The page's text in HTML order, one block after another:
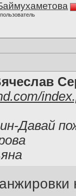
Давай